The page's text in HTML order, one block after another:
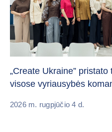
„Create Ukraine”
visose vyriausybės
2026 m. rugpjūčio 4 d.